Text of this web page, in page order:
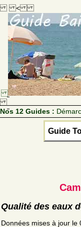
<
Nos 12 Guides :
Guide
Qualité des eaux
Données mises à jour le